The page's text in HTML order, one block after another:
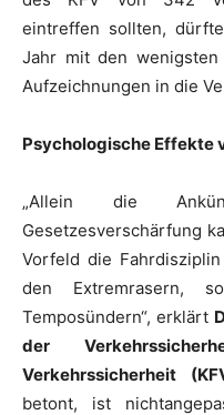
eintreffen sollten,
Jahr mit den
Aufzeichnungen in die
Psychologische Effekte
„Allein die
Gesetzesverschärfung
Vorfeld die
den Extremrasern,
Temposündern“, erklärt
der
Verkehrssicherheit
betont, ist